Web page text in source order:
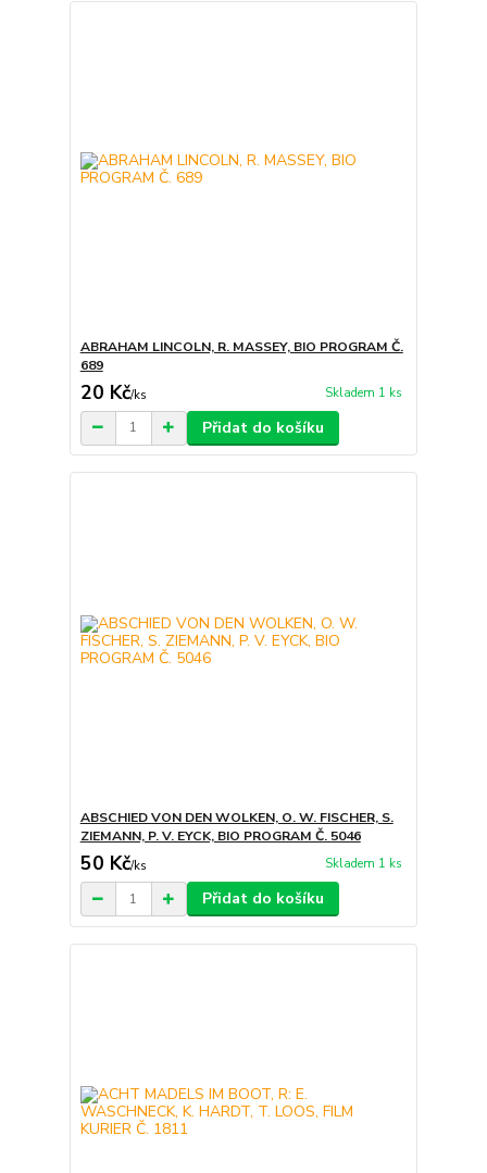
ABRAHAM LINCOLN, R. MASSEY, BIO PROGRAM Č.
689
20 Kč/ks Skladem 1 ks
Přidat do košíku
ABSCHIED VON DEN WOLKEN, O. W. FISCHER, S.
ZIEMANN, P. V. EYCK, BIO PROGRAM Č. 5046
50 Kč/ks Skladem 1 ks
Přidat do košíku